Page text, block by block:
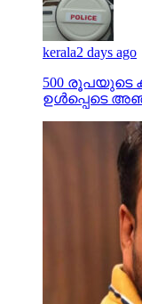
kerala2 days ago
500 രൂപയുടെ
ഉള്‍പ്പെടെ